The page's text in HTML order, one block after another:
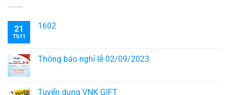
21
Th11
1602
Thông báo nghỉ lễ 02/09/2023
Tuyển dụng VNK GIFT